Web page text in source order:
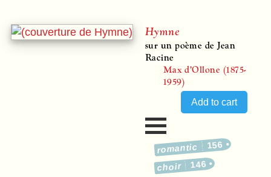
Hymne
sur un poème de Jean
Racine
Max d’Ollone (1875-
1959)
romantic 156
choir 146